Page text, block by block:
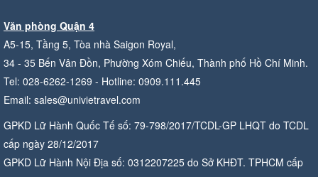
Văn phòng Quận 4
A5-15, Tầng 5, Tòa nhà Saigon Royal,
34 - 35 Bến Vân Đồn, Phường Xóm Chiếu, Thành phố Hồ Chí Minh.
Tel: 028-6262-1269 - Hotline: 0909.111.445
Email: sales@univietravel.com
GPKD Lữ Hành Quốc Tế số: 79-798/2017/TCDL-GP LHQT do TCDL
cấp ngày 28/12/2017
GPKD Lữ Hành Nội Địa số: 0312207225 do Sở KHĐT. TPHCM cấp